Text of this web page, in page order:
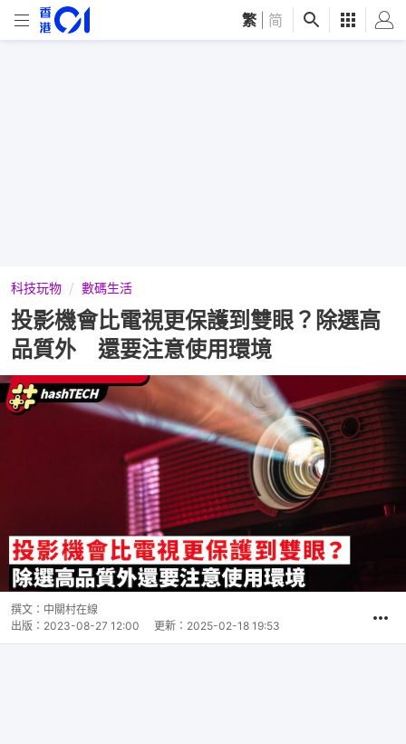
繁 简
科技玩物 數碼生活
投影機會比電視更保護到雙眼？除選高
品質外 還要注意使用環境
撰文： 中關村在線
出版： 2023-08-27 12:00 更新： 2025-02-18 19:53